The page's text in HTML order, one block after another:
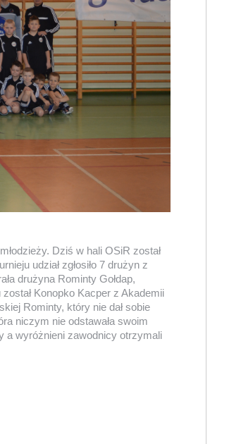
Dziś w hali OSiR został
udział zgłosiło 7 drużyn z
drużyna Rominty Gołdap,
Konopko Kacper z Akademii
Rominty, który nie dał sobie
niczym nie odstawała swoim
a wyróżnieni zawodnicy otrzymali